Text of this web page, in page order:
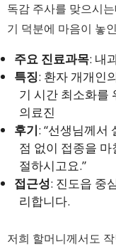
독감 주사를 맞으시
기 덕분에 마음이 놓
주요 진료과목: 내
특징: 환자 개개인
기 시간 최소화를
의료진
후기: “선생님께서
점 없이 접종을
절하시고요.”
접근성: 진도읍 중
리합니다.
저희 할머니께서도